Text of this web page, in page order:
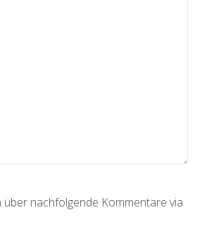
über nachfolgende Kommentare via